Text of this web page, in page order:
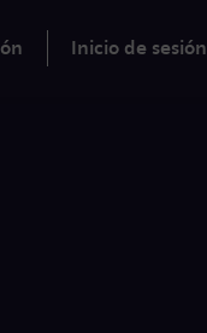
Inicio de sesión